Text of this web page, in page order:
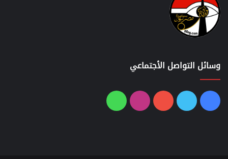
وسائل التواصل الأجتماعي
فيسبوك
تويتر يوتيوبانستقرامواتساب